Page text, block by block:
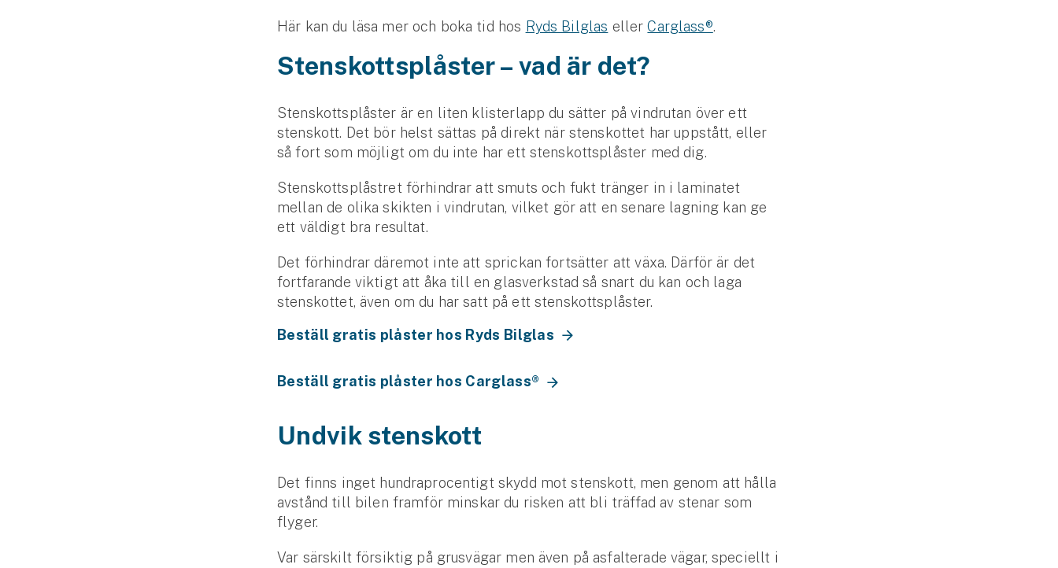
Här kan du läsa mer och boka tid hos Ryds Bilglas ellerCarglass®.
Stenskottsplåster – vad är det?
Stenskottsplåster är en liten klisterlapp du sätter på vindrutan över ett
stenskott. Det bör helst sättas på direkt när stenskottet har uppstått, eller
så fort som möjligt om du inte har ett stenskottsplåster med dig.
Stenskottsplåstret förhindrar att smuts och fukt tränger in i laminatet
mellan de olika skikten i vindrutan, vilket gör att en senare lagning kan ge
ett väldigt bra resultat.
Det förhindrar däremot inte att sprickan fortsätter att växa. Därför är det
fortfarande viktigt att åka till en glasverkstad så snart du kan och laga
stenskottet, även om du har satt på ett stenskottsplåster.
Beställ gratis plåster hos Ryds Bilglas
Beställ gratis plåster hos Carglass®
Undvik stenskott
Det finns inget hundraprocentigt skydd mot stenskott, men genom att hålla
avstånd till bilen framför minskar du risken att bli träffad av stenar som
flyger.
Var särskilt försiktig på grusvägar men även på asfalterade vägar, speciellt i